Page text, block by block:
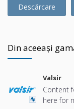
Descărcare
Din aceeași
Valsir
Content
here for